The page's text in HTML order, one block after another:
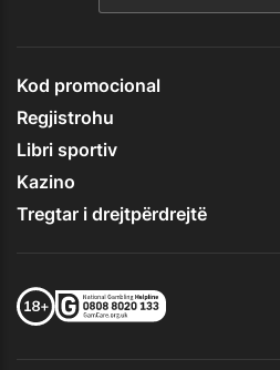
Kod promocional
Regjistrohu
Libri sportiv
Kazino
Tregtar i drejtpërdrejtë